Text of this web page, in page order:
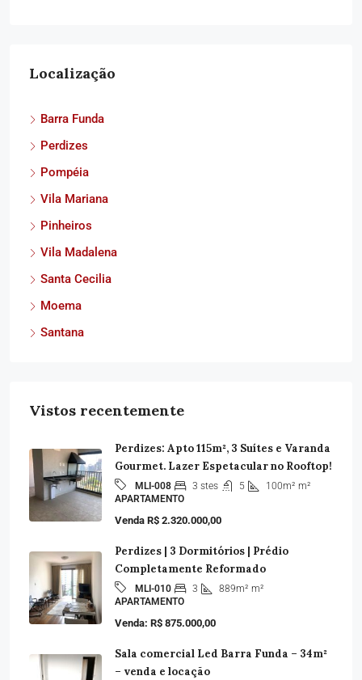
Localização
Barra Funda
Perdizes
Pompéia
Vila Mariana
Pinheiros
Vila Madalena
Santa Cecilia
Moema
Santana
Vistos recentemente
Perdizes: Apto 115m², 3 Suítes e Varanda
Gourmet. Lazer Espetacular no Rooftop!
MLI-008 3 stes 5 100m² m²
APARTAMENTO
Venda R$ 2.320.000,00
Perdizes | 3 Dormitórios | Prédio
Completamente Reformado
MLI-010 3 889m² m²
APARTAMENTO
Venda: R$ 875.000,00
Sala comercial Led Barra Funda – 34m²
– venda e locação